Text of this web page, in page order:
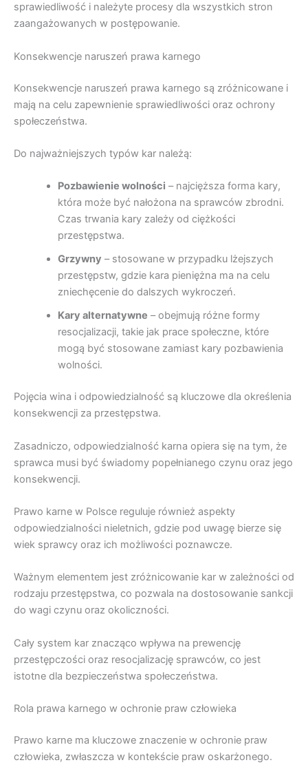
sprawiedliwość i należyte procesy dla wszystkich stron
zaangażowanych w postępowanie.
Konsekwencje naruszeń prawa karnego
Konsekwencje naruszeń prawa karnego są zróżnicowane i
mają na celu zapewnienie sprawiedliwości oraz ochrony
społeczeństwa.
Do najważniejszych typów kar należą:
Pozbawienie wolności – najcięższa forma kary,
która może być nałożona na sprawców zbrodni.
Czas trwania kary zależy od ciężkości
przestępstwa.
Grzywny – stosowane w przypadku lżejszych
przestępstw, gdzie kara pieniężna ma na celu
zniechęcenie do dalszych wykroczeń.
Kary alternatywne – obejmują różne formy
resocjalizacji, takie jak prace społeczne, które
mogą być stosowane zamiast kary pozbawienia
wolności.
Pojęcia wina i odpowiedzialność są kluczowe dla określenia
konsekwencji za przestępstwa.
Zasadniczo, odpowiedzialność karna opiera się na tym, że
sprawca musi być świadomy popełnianego czynu oraz jego
konsekwencji.
Prawo karne w Polsce reguluje również aspekty
odpowiedzialności nieletnich, gdzie pod uwagę bierze się
wiek sprawcy oraz ich możliwości poznawcze.
Ważnym elementem jest zróżnicowanie kar w zależności od
rodzaju przestępstwa, co pozwala na dostosowanie sankcji
do wagi czynu oraz okoliczności.
Cały system kar znacząco wpływa na prewencję
przestępczości oraz resocjalizację sprawców, co jest
istotne dla bezpieczeństwa społeczeństwa.
Rola prawa karnego w ochronie praw człowieka
Prawo karne ma kluczowe znaczenie w ochronie praw
człowieka, zwłaszcza w kontekście praw oskarżonego.